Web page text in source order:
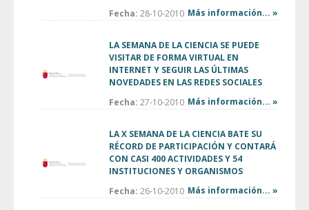
Fecha: 28-10-2010 Más información... »
LA SEMANA DE LA CIENCIA SE PUEDE
VISITAR DE FORMA VIRTUAL EN
INTERNET Y SEGUIR LAS ÚLTIMAS
NOVEDADES EN LAS REDES SOCIALES
Fecha: 27-10-2010 Más información... »
LA X SEMANA DE LA CIENCIA BATE SU
RÉCORD DE PARTICIPACIÓN Y CONTARÁ
CON CASI 400 ACTIVIDADES Y 54
INSTITUCIONES Y ORGANISMOS
Fecha: 26-10-2010 Más información... »